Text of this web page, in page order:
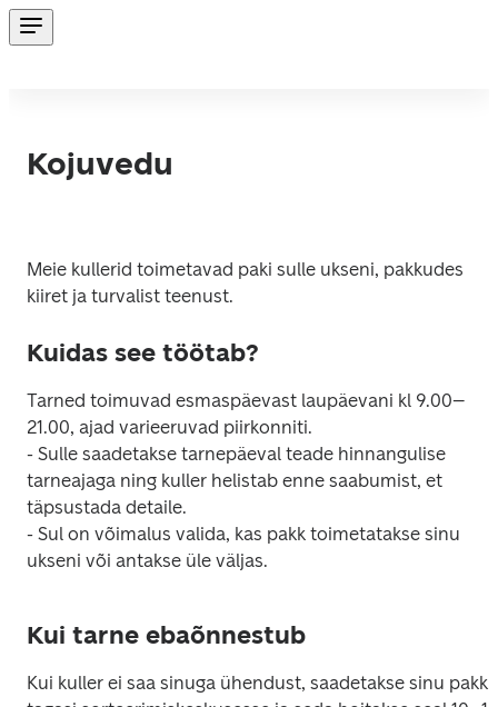
Kojuvedu
Meie kullerid toimetavad paki sulle ukseni, pakkudes
kiiret ja turvalist teenust.
Kuidas see töötab?
Tarned toimuvad esmaspäevast laupäevani kl 9.00–
21.00, ajad varieeruvad piirkonniti.
- Sulle saadetakse tarnepäeval teade hinnangulise
tarneajaga ning kuller helistab enne saabumist, et
täpsustada detaile.
- Sul on võimalus valida, kas pakk toimetatakse sinu
ukseni või antakse üle väljas.
Kui tarne ebaõnnestub
Kui kuller ei saa sinuga ühendust, saadetakse sinu pakk